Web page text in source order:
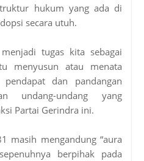
hukum yang ada di
secara utuh.
tugas kita sebagai
menyusun atau menata
dan pandangan
undang-undang yang
Partai Gerindra ini.
masih mengandung “aura
berpihak pada